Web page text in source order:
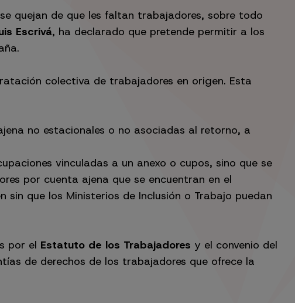
quejan de que les faltan trabajadores, sobre todo
Escrivá, ha declarado que pretende permitir a los
colectiva de trabajadores en origen. Esta
no estacionales o no asociadas al retorno, a
vinculadas a un anexo o cupos, sino que se
por cuenta ajena que se encuentran en el
que los Ministerios de Inclusión o Trabajo puedan
por el Estatuto de los Trabajadores y el convenio del
de derechos de los trabajadores que ofrece la